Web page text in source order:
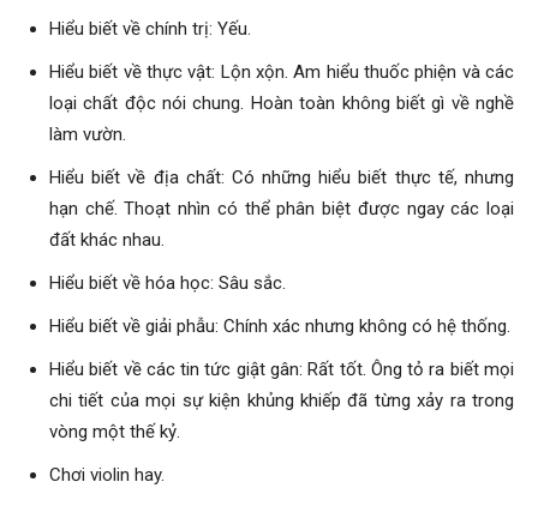
Hiểu biết về chính trị: Yếu.
Hiểu biết về thực vật: Lộn xộn. Am hiểu thuốc phiện và các
loại chất độc nói chung. Hoàn toàn không biết gì về nghề
làm vườn.
Hiểu biết về địa chất: Có những hiểu biết thực tế, nhưng
hạn chế. Thoạt nhìn có thể phân biệt được ngay các loại
đất khác nhau.
Hiểu biết về hóa học: Sâu sắc.
Hiểu biết về giải phẫu: Chính xác nhưng không có hệ thống.
Hiểu biết về các tin tức giật gân: Rất tốt. Ông tỏ ra biết mọi
chi tiết của mọi sự kiện khủng khiếp đã từng xảy ra trong
vòng một thế kỷ.
Chơi violin hay.